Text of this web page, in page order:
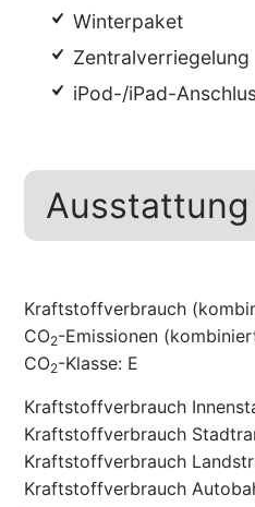
Winterpaket
Zentralverriegelung
iPod-/iPad-
Kraftstoffverbrauch
CO2-Emissionen
CO2-Klasse: E
Kraftstoffverbrauch
Kraftstoffverbrauch
Kraftstoffverbrauch
Kraftstoffverbrauch